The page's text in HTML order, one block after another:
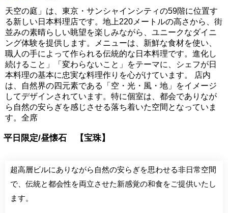
天空の庭」は、東京・サンシャインシティの59階に位置す
る新しい日本料理店です。地上220メートルの高さから、街
並みの素晴らしい眺望を楽しみながら、ユニークなダイニ
ング体験を提供します。メニューは、新鮮な食材を使い、
職人の手によって作られる伝統的な日本料理です。進化し
続けること」「変わらないこと」をテーマに、シェフが日
本料理の基本に忠実な料理作りを心がけています。 店内
は、自然界の四元素である「空・光・風・地」をイメージ
してデザインされています。特に個室は、都会でありなが
ら自然の安らぎを感じさせる落ち着いた空間となっていま
す。全席
平日限定/昼懐石 【宝珠】
超高層ビルにありながら自然の安らぎを思わせる非日常空間
で、伝統と都会性を両立させた新感覚の和食をご提供いたし
ます。